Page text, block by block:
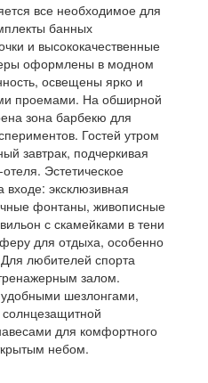
все необходимое для
банных
и высококачественные
оформлены в модном
освещены ярко и
проемами. На обширной
зона барбекю для
Гостей утром
завтрак, подчеркивая
Эстетическое
входе: эксклюзивная
фонтаны, живописные
с скамейками в тени
для отдыха, особенно
любителей спорта
залом.
шезлонгами,
для комфортного
небом.